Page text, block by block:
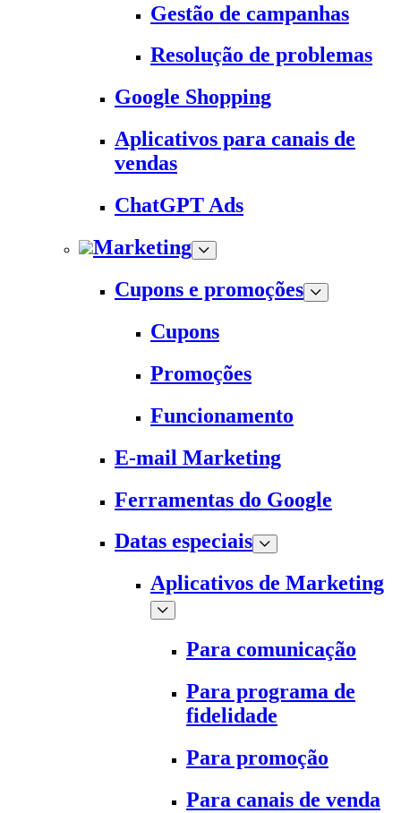
Gestão de campanhas
Resolução de problemas
Google Shopping
Aplicativos para canais de
vendas
ChatGPT Ads
Marketing
Cupons e promoções
Cupons
Promoções
Funcionamento
E-mail Marketing
Ferramentas do Google
Datas especiais
Aplicativos de Marketing
Para comunicação
Para programa de
fidelidade
Para promoção
Para canais de venda